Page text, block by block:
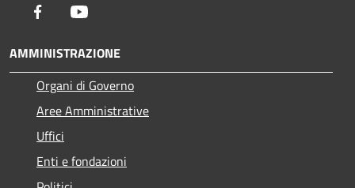
Facebook
AMMINISTRAZIONE
Organi di Governo
Aree Amministrative
Uffici
Enti e fondazioni